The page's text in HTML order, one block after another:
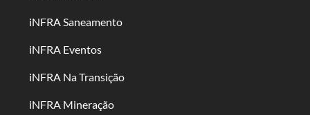
iNFRA Saneamento
iNFRA Eventos
iNFRA Na Transição
iNFRA Mineração